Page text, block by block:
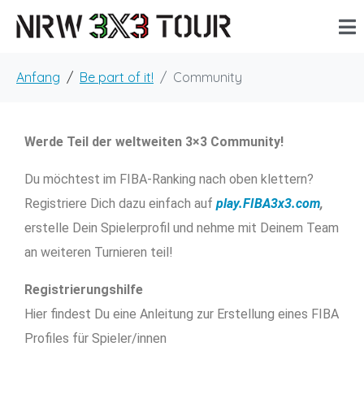
Anfang Be part of it! Community
Werde Teil der weltweiten 3×3 Community!
Du möchtest im FIBA-Ranking nach oben klettern?
Registriere Dich dazu einfach auf play.FIBA3x3.com,
erstelle Dein Spielerprofil und nehme mit Deinem Team
an weiteren Turnieren teil!
Registrierungshilfe
Hier findest Du eine Anleitung zur Erstellung eines FIBA
Profiles für Spieler/innen